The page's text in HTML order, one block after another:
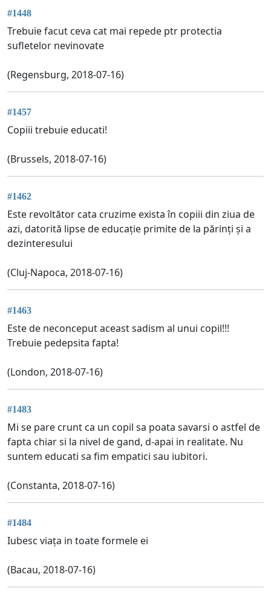
#1448
Trebuie facut ceva cat mai repede ptr protectia
sufletelor nevinovate
(Regensburg, 2018-07-16)
#1457
Copiii trebuie educati!
(Brussels, 2018-07-16)
#1462
Este revoltător cata cruzime exista în copiii din ziua de
azi, datorită lipse de educație primite de la părinți și a
dezinteresului
(Cluj-Napoca, 2018-07-16)
#1463
Este de neconceput aceast sadism al unui copil!!!
Trebuie pedepsita fapta!
(London, 2018-07-16)
#1483
Mi se pare crunt ca un copil sa poata savarsi o astfel de
fapta chiar si la nivel de gand, d-apai in realitate. Nu
suntem educati sa fim empatici sau iubitori.
(Constanta, 2018-07-16)
#1484
Iubesc viața in toate formele ei
(Bacau, 2018-07-16)